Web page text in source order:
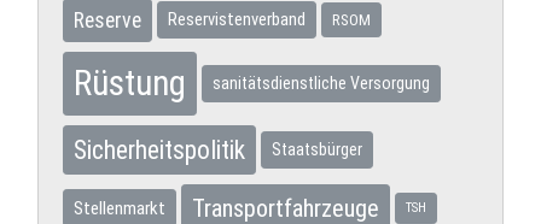
Reserve Reservistenverband RSOM
Rüstung sanitätsdienstliche Versorgung
Sicherheitspolitik Staatsbürger
Stellenmarkt Transportfahrzeuge TSH